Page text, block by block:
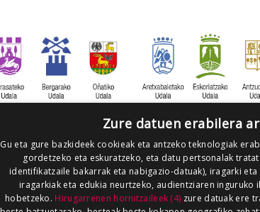
Zure datuen erabilera
Gu eta gure bazkideek cookieak eta antzeko teknologiak
gordetzeko eta eskuratzeko, eta datu pertsonalak
identifikatzaile bakarrak eta nabigazio-datuak), iragarki
iragarkiak eta edukia neurtzeko, audientziaren inguruko
hobetzeko. Hirugarrenen hornitzaileek (4) zure datuak ere